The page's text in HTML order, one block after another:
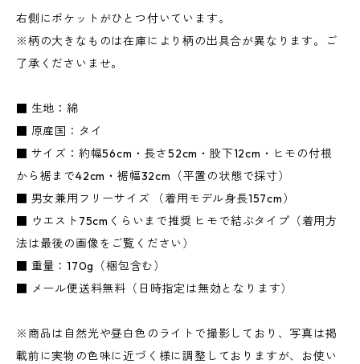
右側にポケットがひとつ付いています。
※柄の大きなものは在庫により柄の出具合が異なります。ご
了承くださいませ。
■ 生地：綿
■ 原産国：タイ
■ サイズ：約幅56cm・長さ52cm・股下12cm・ヒモの付根
から裾まで42cm・裾幅32cm（平置の状態で採寸）
■ 男女兼用フリーサイズ （着用モデル身長157cm）
■ ウエスト75cmくらいまで推奨 ヒモで結ぶタイプ（着用方
法は最後の画像をご覧ください）
■ 重量：170g（梱包含む）
■ メール便送料無料（日時指定は無効となります）
※商品は自然光や昼白色のライトで撮影しており、写真は掲
載前に実物の色味に近づく様に調整しておりますが、お使い